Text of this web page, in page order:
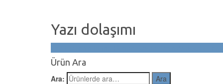
Yazı dolaşımı
Ürün Ara
Ara:
Ara